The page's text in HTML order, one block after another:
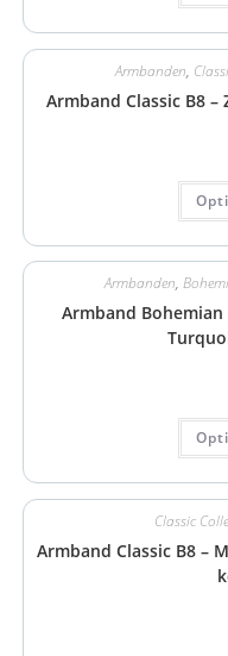
Armbanden,
Armband Classic B8
Armbanden,
Armband Bohemian
Classic
Armband Classic B8 –